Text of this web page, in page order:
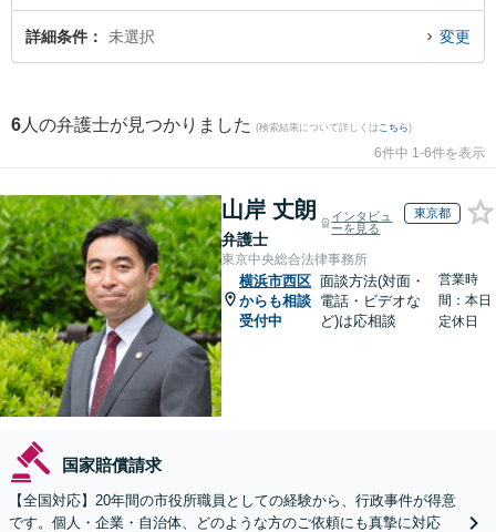
検索したい』『初回相談無料で国家賠償請求を法律相談できる横浜市西区内の
弁護士に相談予約したい』などでお困りの相談者さんにおすすめです。
詳細条件 未選択 変更
6 人の弁護士が見つかりました (検索結果について詳しくは こちら)
6件中 1-6件を表示
山岸 丈朗
弁護士
インタビュ
ーを見る
東京都
東京中央総合法律事務所
横浜市西区
からも相談
受付中
面談方法(対面・
電話・ビデオな
ど)は応相談
営業時
間：本日
定休日
国家賠償請求
【全国対応】20年間の市役所職員としての経験から、行政事件が得意
です。個人・企業・自治体、どのような方のご依頼にも真摯に対応